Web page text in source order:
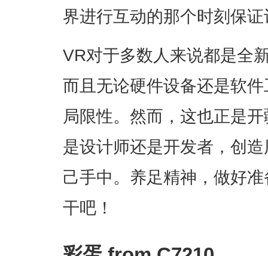
界进行互动的那个时刻保
VR对于多数人来说都是全
而且无论硬件设备还是软
局限性。然而，这也正是
是设计师还是开发者，创
己手中。养足精神，做好
干吧！